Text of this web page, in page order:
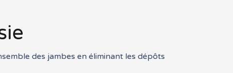
des jambes en éliminant les dépôts